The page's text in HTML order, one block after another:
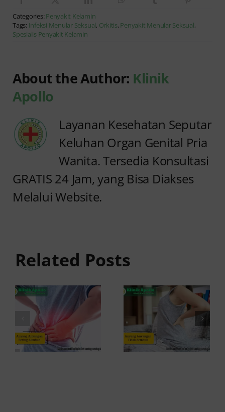
Categories: Penyakit Kelamin
Tags: Infeksi Menular Seksual, Orkitis, Penyakit Menular Seksual,
Spesialis Penyakit Kelamin
About the Author: Klinik
Apollo
Layanan Kesehatan Seputar
Keluhan Organ Genital Pria
Wanita. Tersedia Konsultasi
GRATIS 24 Jam, yang Bisa Diakses
Melalui Website.
Related Posts
Sering
Kambuh
dan Cara
Atasinya
Penyebab
dan
Solusinya